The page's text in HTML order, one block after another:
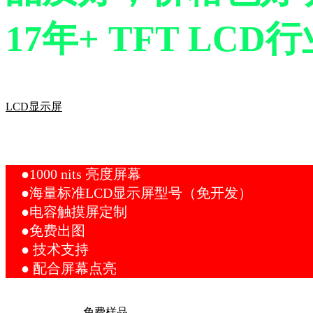
17年+ TFT LCD行
LCD显示屏
●1000 nits 亮度屏幕
●海量标准LCD显示屏型号（免开发）
●电容触摸屏定制
●免费出图
● 技术支持
● 配合屏幕点亮